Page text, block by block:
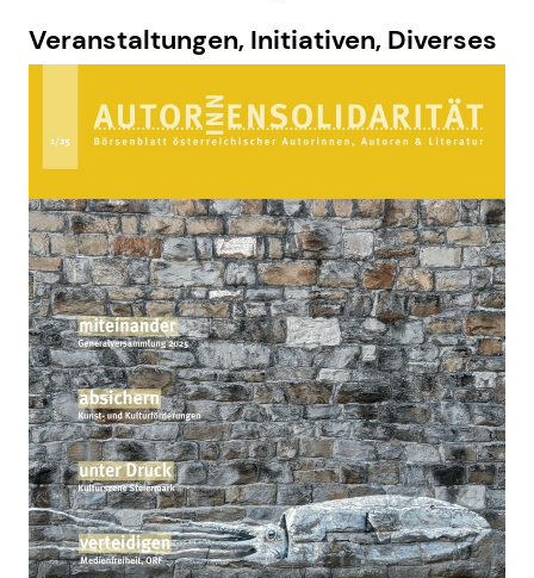
Veranstaltungen, Initiativen, Diverses